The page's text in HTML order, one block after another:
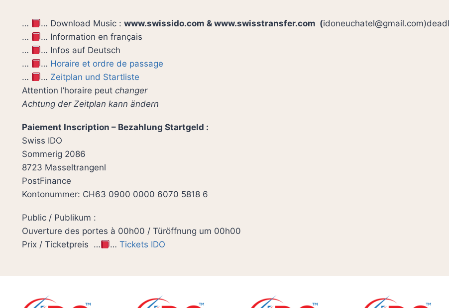
… … Download Music :www.swissido.com & www.swisstransfer.com (
…
… Information en français
…
… Infos auf Deutsch
…
… Horaire et ordre de passage
…
… Zeitplan und Startliste
Attention l’horaire peut changer
Achtung der Zeitplan kann ändern
Paiement Inscription – Bezahlung Startgeld :
Swiss IDO
Sommerig 2086
8723 Masseltrangenl
PostFinance
Kontonummer: CH63 0900 0000 6070 5818 6
Public / Publikum :
Ouverture des portes à 00h00 / Türöffnung um 00h00
Prix / Ticketpreis …
…Tickets IDO